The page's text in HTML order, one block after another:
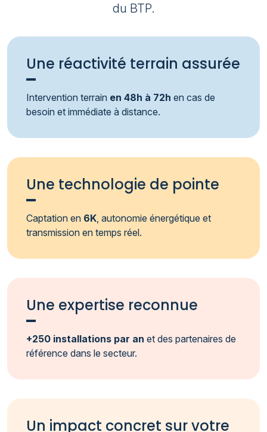
du BTP.
Une réactivité terrain assurée
Intervention terrain en 48h à 72h en cas de
besoin et immédiate à distance.
Une technologie de pointe
Captation en 6K , autonomie énergétique et
transmission en temps réel.
Une expertise reconnue
+250 installations par an et des partenaires de
référence dans le secteur.
Un impact concret sur votre